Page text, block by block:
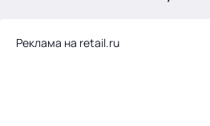
Реклама на retail.ru